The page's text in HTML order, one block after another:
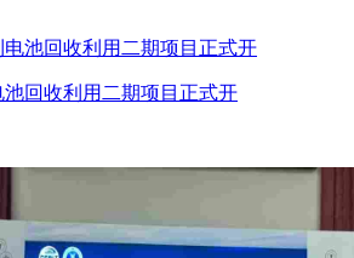
池回收利用二期项目正式开